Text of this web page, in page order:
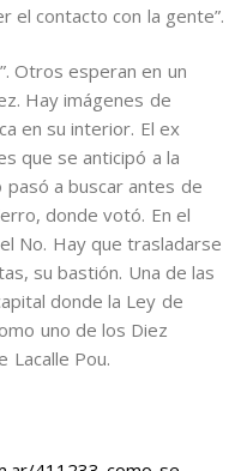
el contacto con la gente”.
Otros esperan en un
Hay imágenes de
en su interior. El ex
que se anticipó a la
a buscar antes de
donde votó. En el
No. Hay que trasladarse
su bastión. Una de las
donde la Ley de
uno de los Diez
Lacalle Pou.